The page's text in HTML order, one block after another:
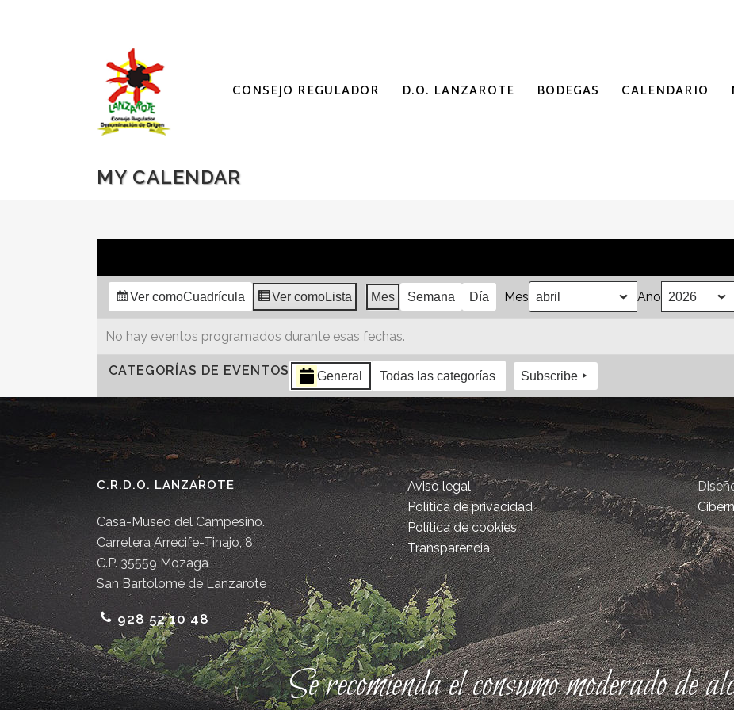
CONSEJO REGULADOR D.O. LANZAROTE BODEGAS CALENDARIO
MY CALENDAR
Ver comoCuadrícula Ver comoLista Mes Semana Día Mes Año
No hay eventos programados durante esas fechas.
CATEGORÍAS DE EVENTOS General Todas las categorías Subscribe
C.R.D.O. LANZAROTE
Casa-Museo del Campesino.
Carretera Arrecife-Tinajo, 8.
C.P. 35559 Mozaga
San Bartolomé de Lanzarote
928 52 10 48
Aviso legal
Política de privacidad
Política de cookies
Transparencia
Se recomienda el consumo moderado de